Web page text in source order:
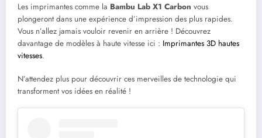
Les imprimantes comme la Bambu Lab X1 Carbon vous
plongeront dans une expérience d’impression des plus rapides.
Vous n’allez jamais vouloir revenir en arrière ! Découvrez
davantage de modèles à haute vitesse ici : Imprimantes 3D hautes
vitesses.
N’attendez plus pour découvrir ces merveilles de technologie qui
transforment vos idées en réalité !